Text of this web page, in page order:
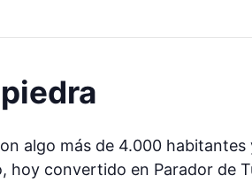
algo más de 4.000
convertido en Parador de